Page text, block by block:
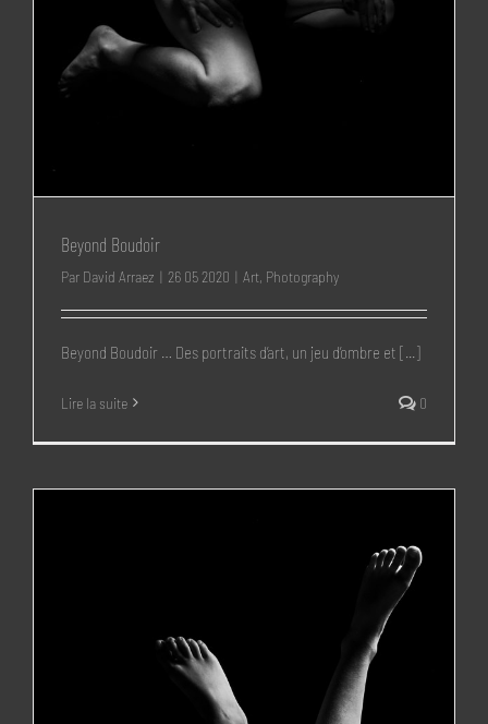
Beyond Boudoir
Par David Arraez | 26 05 2020 | Art, Photography
Beyond Boudoir … Des portraits d’art, un jeu d’ombre et [...]
Lire la suite 0